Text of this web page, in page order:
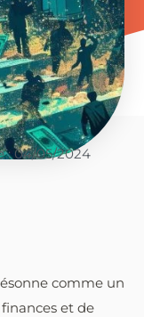
: 04/05/2024
comme un
et de